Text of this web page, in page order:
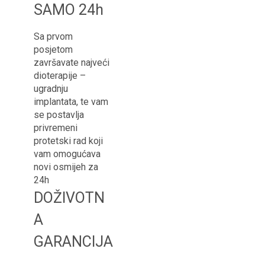
SAMO 24h
Sa prvom
posjetom
završavate najveći
dioterapije –
ugradnju
implantata, te vam
se postavlja
privremeni
protetski rad koji
vam omogućava
novi osmijeh za
24h
DOŽIVOTN
A
GARANCIJA